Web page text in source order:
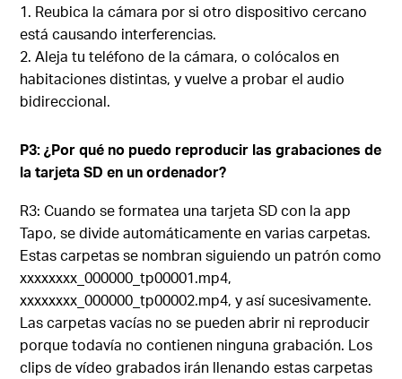
Reubica la cámara por si otro dispositivo cercano
está causando interferencias.
Aleja tu teléfono de la cámara, o colócalos en
habitaciones distintas, y vuelve a probar el audio
bidireccional.
P3: ¿Por qué no puedo reproducir las grabaciones de
la tarjeta SD en un ordenador?
R3: Cuando se formatea una tarjeta SD con la app
Tapo, se divide automáticamente en varias carpetas.
Estas carpetas se nombran siguiendo un patrón como
xxxxxxxx_000000_tp00001.mp4,
xxxxxxxx_000000_tp00002.mp4, y así sucesivamente.
Las carpetas vacías no se pueden abrir ni reproducir
porque todavía no contienen ninguna grabación. Los
clips de vídeo grabados irán llenando estas carpetas